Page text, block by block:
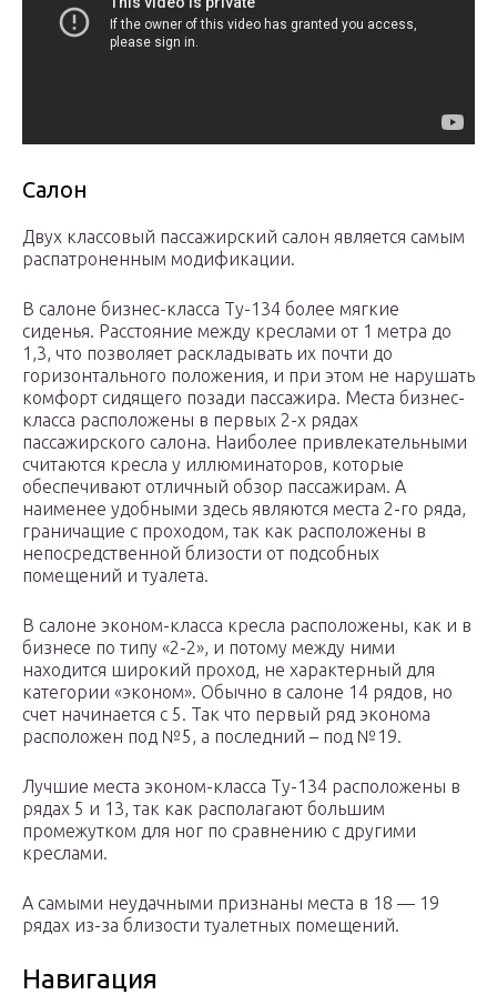
Салон
Двух классовый пассажирский салон является самым
распатроненным модификации.
В салоне бизнес-класса Ту-134 более мягкие
сиденья. Расстояние между креслами от 1 метра до
1,3, что позволяет раскладывать их почти до
горизонтального положения, и при этом не нарушать
комфорт сидящего позади пассажира. Места бизнес-
класса расположены в первых 2-х рядах
пассажирского салона. Наиболее привлекательными
считаются кресла у иллюминаторов, которые
обеспечивают отличный обзор пассажирам. А
наименее удобными здесь являются места 2-го ряда,
граничащие с проходом, так как расположены в
непосредственной близости от подсобных
помещений и туалета.
В салоне эконом-класса кресла расположены, как и в
бизнесе по типу «2-2», и потому между ними
находится широкий проход, не характерный для
категории «эконом». Обычно в салоне 14 рядов, но
счет начинается с 5. Так что первый ряд эконома
расположен под №5, а последний – под №19.
Лучшие места эконом-класса Ту-134 расположены в
рядах 5 и 13, так как располагают большим
промежутком для ног по сравнению с другими
креслами.
А самыми неудачными признаны места в 18 — 19
рядах из-за близости туалетных помещений.
Навигация